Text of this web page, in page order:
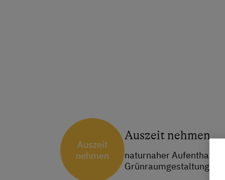
Auszeit
nehmen
Auszeit nehmen
naturnaher
Grünraumgestaltung